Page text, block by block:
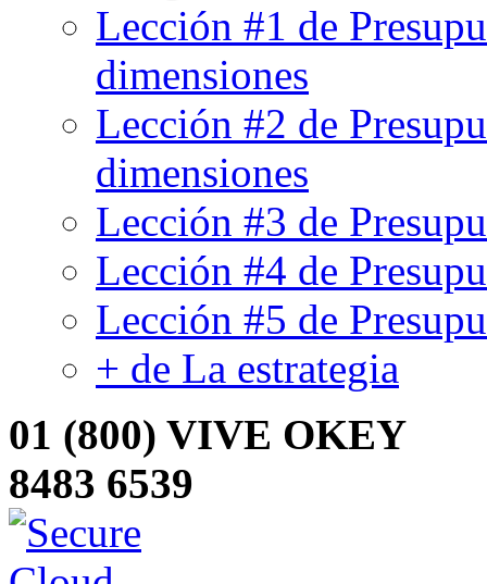
Lección #1 de
dimensiones
Lección #2 de
dimensiones
Lección #3 de
Lección #4 de
Lección #5 de
+ de La estrategia
01 (800) VIVE OKEY
8483 6539